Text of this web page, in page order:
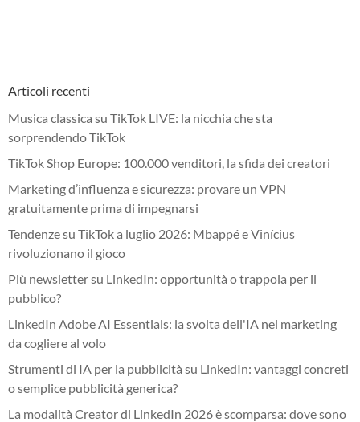
Articoli recenti
Musica classica su TikTok LIVE: la nicchia che sta
sorprendendo TikTok
TikTok Shop Europe: 100.000 venditori, la sfida dei creatori
Marketing d’influenza e sicurezza: provare un VPN
gratuitamente prima di impegnarsi
Tendenze su TikTok a luglio 2026: Mbappé e Vinícius
rivoluzionano il gioco
Più newsletter su LinkedIn: opportunità o trappola per il
pubblico?
LinkedIn Adobe AI Essentials: la svolta dell'IA nel marketing
da cogliere al volo
Strumenti di IA per la pubblicità su LinkedIn: vantaggi concreti
o semplice pubblicità generica?
La modalità Creator di LinkedIn 2026 è scomparsa: dove sono